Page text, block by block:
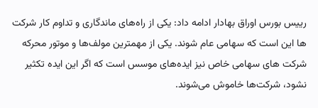
رییس بورس اوراق بهادار ادامه داد: یکی از راه‌های ماندگاری و تداوم کار شرکت
ها این است که سهامی عام شوند. یکی از مهمترین مولف‌ها و موتور محرکه
شرکت های سهامی خاص نیز ایده‌های موسس است که اگر این ایده تکثیر
نشود، شرکت‌ها خاموش می‌شوند.